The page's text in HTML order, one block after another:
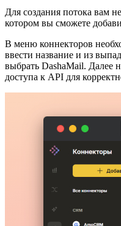
Для создания потока вам
котором вы сможете
В меню коннекторов
ввести название и из
выбрать DashaMail. Далее
доступа к API для